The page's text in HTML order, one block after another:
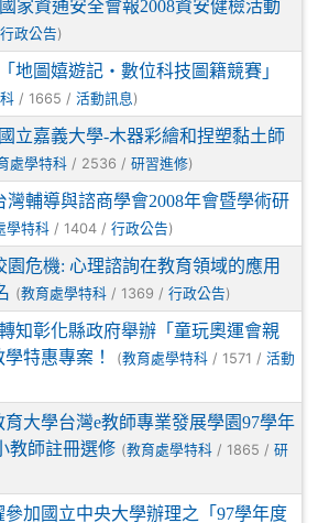
國家資通安全會報2008資安健檢活動
行政公告)
「地圖嬉遊記‧數位科技圖籍競賽」
/ 1665 / 活動訊息 )
國立嘉義大學-木器彩繪和捏塑黏土師
處學特科 / 2536 / 研習進修)
灣輔導與諮商學會2008年會暨學術研
學特科 / 1404 / 行政公告)
園危機: 心理諮詢在教育領域的應用
(教育處學特科 / 1369 / 行政公告)
知彰化縣政府舉辦「童玩奧運會親
特惠專案！
(教育處學特科 / 1571 / 活動
育大學台灣e教師專業發展學園97學年
教師註冊選修 (教育處學特科 / 1865 / 研
參加國立中央大學辦理之「97學年度